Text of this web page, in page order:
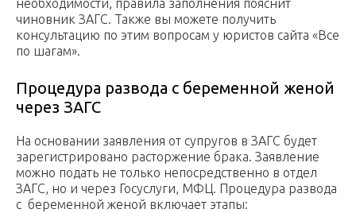
необходимости, правила заполнения пояснит
чиновник ЗАГС. Также вы можете получить
консультацию по этим вопросам у юристов сайта «Все
по шагам».
Процедура развода с беременной женой
через ЗАГС
На основании заявления от супругов в ЗАГС будет
зарегистрировано расторжение брака. Заявление
можно подать не только непосредственно в отдел
ЗАГС, но и через Госуслуги, МФЦ. Процедура развода
с беременной женой включает этапы: